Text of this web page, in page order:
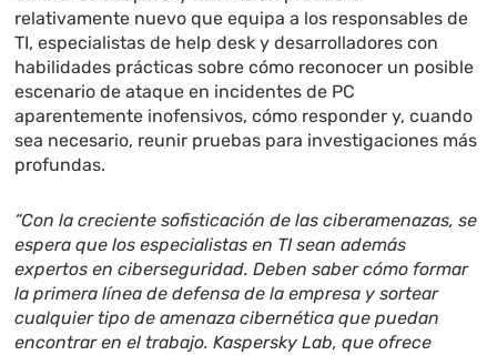
relativamente nuevo que equipa a los responsables de
TI, especialistas de help desk y desarrolladores con
habilidades prácticas sobre cómo reconocer un posible
escenario de ataque en incidentes de PC
aparentemente inofensivos, cómo responder y, cuando
sea necesario, reunir pruebas para investigaciones más
profundas.
“Con la creciente sofisticación de las ciberamenazas, se
espera que los especialistas en TI sean además
expertos en ciberseguridad. Deben saber cómo formar
la primera línea de defensa de la empresa y sortear
cualquier tipo de amenaza cibernética que puedan
encontrar en el trabajo. Kaspersky Lab, que ofrece